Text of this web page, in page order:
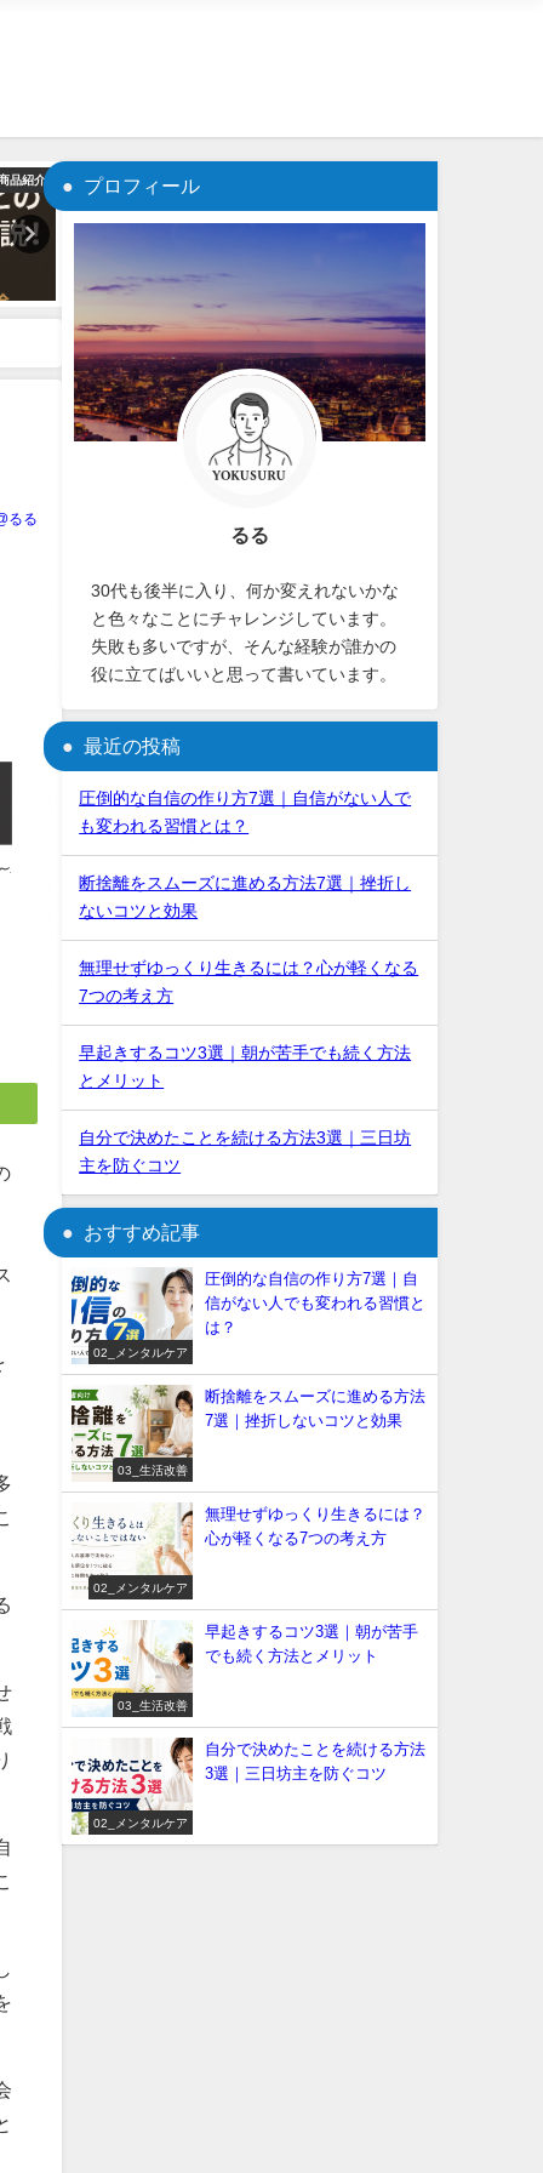
品紹介
るる
プロフィール
るる
30代も後半に入り、何か変えれないかな
と色々なことにチャレンジしています。
失敗も多いですが、そんな経験が誰かの
役に立てばいいと思って書いています。
最近の投稿
圧倒的な自信の作り方7選｜自信がない人で
も変われる習慣とは？
断捨離をスムーズに進める方法7選｜挫折し
ないコツと効果
無理せずゆっくり生きるには？心が軽くなる
7つの考え方
早起きするコツ3選｜朝が苦手でも続く方法
とメリット
自分で決めたことを続ける方法3選｜三日坊
主を防ぐコツ
おすすめ記事
02_メンタルケア
圧倒的な自信の作り方7選｜自
信がない人でも変われる習慣と
は？
03_生活改善
断捨離をスムーズに進める方法
7選｜挫折しないコツと効果
02_メンタルケア
無理せずゆっくり生きるには？
心が軽くなる7つの考え方
03_生活改善
早起きするコツ3選｜朝が苦手
でも続く方法とメリット
02_メンタルケア
自分で決めたことを続ける方法
3選｜三日坊主を防ぐコツ